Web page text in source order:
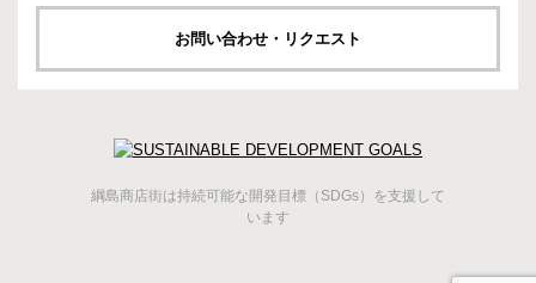
お問い合わせ・リクエスト
綱島商店街は持続可能な開発目標（SDGs）を支援して
います